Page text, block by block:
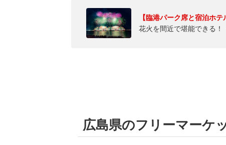
【臨港パーク席と宿泊ホテ
花火を間近で堪能できる！
広島県のフリーマーケ